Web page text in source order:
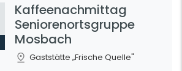
Kaffeenachmittag
Seniorenortsgruppe
Mosbach
Gaststätte „Frische Quelle"